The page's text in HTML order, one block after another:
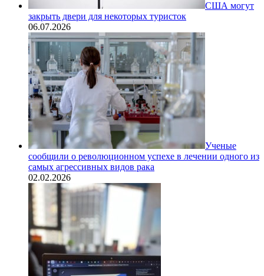
США могут
закрыть двери для некоторых туристок
06.07.2026
Ученые
сообщили о революционном успехе в лечении одного из
самых агрессивных видов рака
02.02.2026